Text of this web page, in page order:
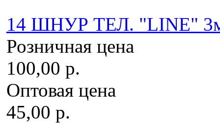
14 ШНУР ТЕЛ. "LINE"
Розничная цена
100,00 р.
Оптовая цена
45,00 р.